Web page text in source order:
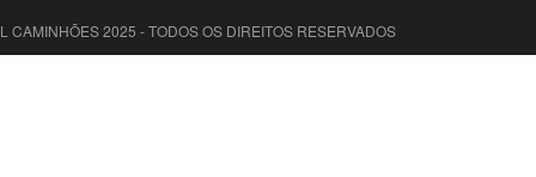
CAMINHÕES 2025 - TODOS OS DIREITOS RESERVADOS